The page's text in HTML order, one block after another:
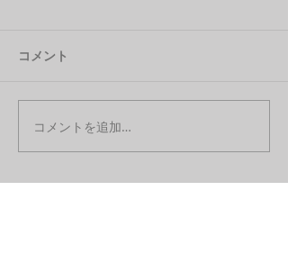
コメント
コメントを追加…